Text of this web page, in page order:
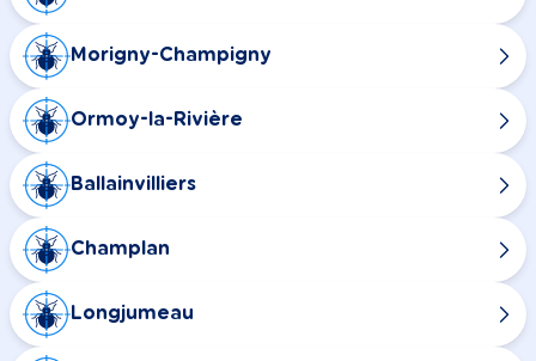
Morigny-Champigny
Ormoy-la-Rivière
Ballainvilliers
Champlan
Longjumeau